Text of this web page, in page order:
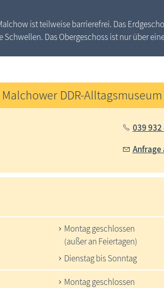
ist teilweise barrierefrei. Das
Das Obergeschoss ist nur über
DDR-Alltagsmuseum
039 932
Anfrage
Montag geschlossen
(außer an Feiertagen)
Dienstag bis Sonntag
Montag geschlossen